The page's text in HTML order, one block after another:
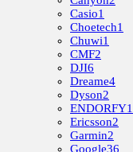
Casio1
Choetech1
Chuwi1
CMF2
DJI6
Dreame4
Dyson2
ENDORFY1
Ericsson2
Garmin2
Google36